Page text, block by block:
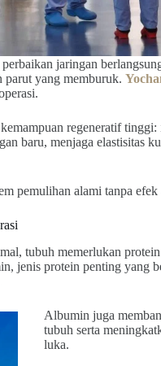
jaringan
parut yang memburuk.
regeneratif
baru, menjaga elastisitas
pemulihan alami tanpa
tubuh memerlukan
jenis protein penting yang
Albumin juga
tubuh serta
luka.